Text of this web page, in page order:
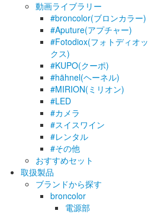
動画ライブラリー
#broncolor(ブロンカラー)
#Aputure(アプチャー)
#Fotodiox(フォトディオッ
クス)
#KUPO(クーポ)
#hähnel(ヘーネル)
#MIRION(ミリオン)
#LED
#カメラ
#スイスワイン
#レンタル
#その他
おすすめセット
取扱製品
ブランドから探す
broncolor
電源部